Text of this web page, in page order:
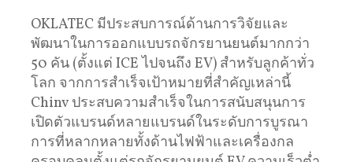
OKLATEC มีประสบการณ์ด้านการวิจัยและ
พัฒนาในการออกแบบรถจักรยานยนต์มากกว่า
50 คัน (ตั้งแต่ ICE ไปจนถึง EV) สำหรับลูกค้าทั่ว
โลก จากการสำเร็จเป้าหมายที่สำคัญเหล่านี้
Chinv ประสบความสำเร็จในการสนับสนุนการ
เปิดตัวแบรนด์หลายแบรนด์ในระดับการบูรณา
การที่หลากหลายทั้งด้านไฟฟ้าและเครื่องกล